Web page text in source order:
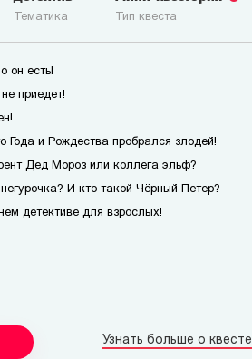
Тематика Тип квеста
он есть!
приедет!
Года и Рождества пробрался злодей!
Дед Мороз или коллега эльф?
И кто такой Чёрный Петер?
детективе для взрослых!
Узнать больше о квесте